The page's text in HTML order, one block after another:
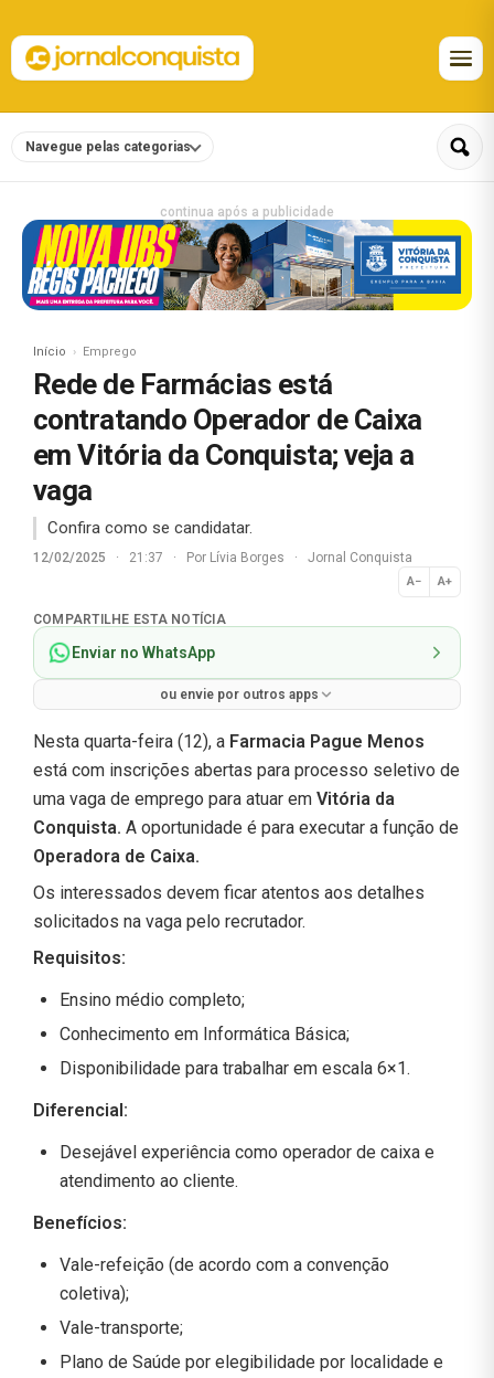
Navegue pelas categorias
continua após a publicidade
Início Emprego
Rede de Farmácias está
contratando Operador de Caixa
em Vitória da Conquista; veja a
vaga
Confira como se candidatar.
12/02/2025 · 21:37 · Por Lívia Borges · Jornal Conquista
A− A+
Normal
COMPARTILHE ESTA NOTÍCIA
Enviar no WhatsApp
ou envie por outros apps
Nesta quarta-feira (12), a Farmacia Pague Menos
está com inscrições abertas para processo seletivo de
uma vaga de emprego para atuar em Vitória da
Conquista. A oportunidade é para executar a função de
Operadora de Caixa.
Os interessados devem ficar atentos aos detalhes
solicitados na vaga pelo recrutador.
Requisitos:
Ensino médio completo;
Conhecimento em Informática Básica;
Disponibilidade para trabalhar em escala 6×1.
Diferencial:
Desejável experiência como operador de caixa e
atendimento ao cliente.
Benefícios:
Vale-refeição (de acordo com a convenção
coletiva);
Vale-transporte;
Plano de Saúde por elegibilidade por localidade e